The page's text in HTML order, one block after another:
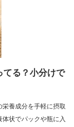
てる？小分けで
養成分を手軽に摂取
状でパックや瓶に入